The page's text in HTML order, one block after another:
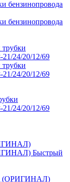
24/20/12/69
Быстрый